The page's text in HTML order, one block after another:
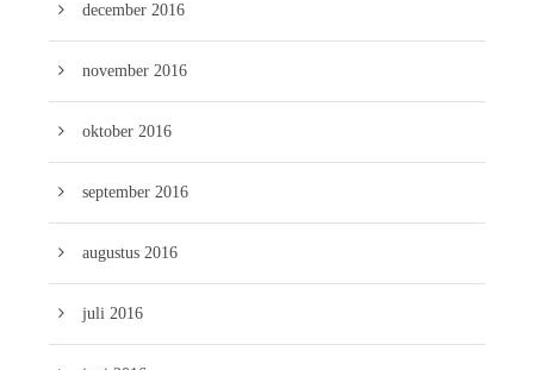
december 2016
november 2016
oktober 2016
september 2016
augustus 2016
juli 2016